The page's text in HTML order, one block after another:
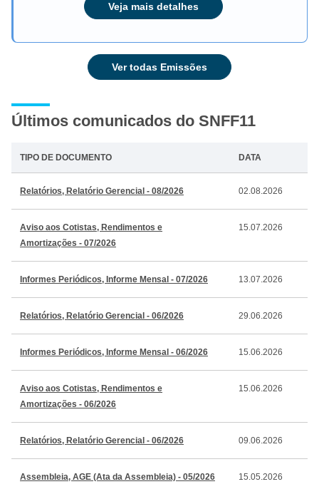
Veja mais detalhes
Ver todas Emissões
Últimos comunicados do SNFF11
TIPO DE DOCUMENTO DATA
Relatórios, Relatório Gerencial - 08/2026 02.08.2026
Aviso aos Cotistas, Rendimentos e
Amortizações - 07/2026
15.07.2026
Informes Periódicos, Informe Mensal - 07/2026 13.07.2026
Relatórios, Relatório Gerencial - 06/2026 29.06.2026
Informes Periódicos, Informe Mensal - 06/2026 15.06.2026
Aviso aos Cotistas, Rendimentos e
Amortizações - 06/2026
15.06.2026
Relatórios, Relatório Gerencial - 06/2026 09.06.2026
Assembleia, AGE (Ata da Assembleia) - 05/2026 15.05.2026